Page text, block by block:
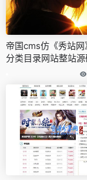
帝国cms仿《秀站网
分类目录网站整站源